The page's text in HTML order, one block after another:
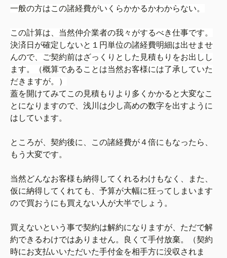
一般の方はこの諸経費がいくらかかるかわからない。
この計算は、当然仲介業者の我々がするべき仕事です。
決済日が確定しないと１円単位の諸経費明細は出せませ
んので、ご契約前はざっくりとした見積もりをお出しし
ます。（概算であることは当然お客様には了承していた
だきますが。）
蓋を開けてみてこの見積もりより多くかかると大変なこ
とになりますので、浅川は少し高めの数字を出すように
はしています。
ところが、契約後に、この諸経費が４倍にもなったら、
もう大変です。
当然どんなお客様も納得してくれるわけもなく、また、
仮に納得してくれても、予算が大幅に狂ってしまいます
ので買おうにも買えない人が大半でしょう。
買えないという事で契約は解約になりますが、ただで解
約できるわけではありません。良くて手付放棄。（契約
時にお支払いいただいた手付金を相手方に没収されま